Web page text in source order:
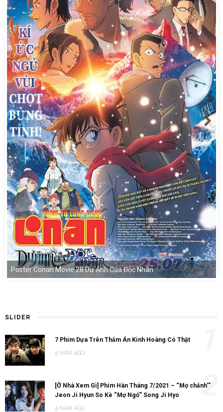
Poster Conan Movie 28 Dư Ảnh Của Độc Nhãn
SLIDER
7 Phim Dựa Trên Thảm Án Kinh Hoàng Có Thật
5 NĂM AGO
[Ở Nhà Xem Gì] Phim Hàn Tháng 7/2021 – “Mợ chảnh'”
Jeon Ji Hyun So Kè “Mợ Ngố” Song Ji Hyo
5 NĂM AGO
2